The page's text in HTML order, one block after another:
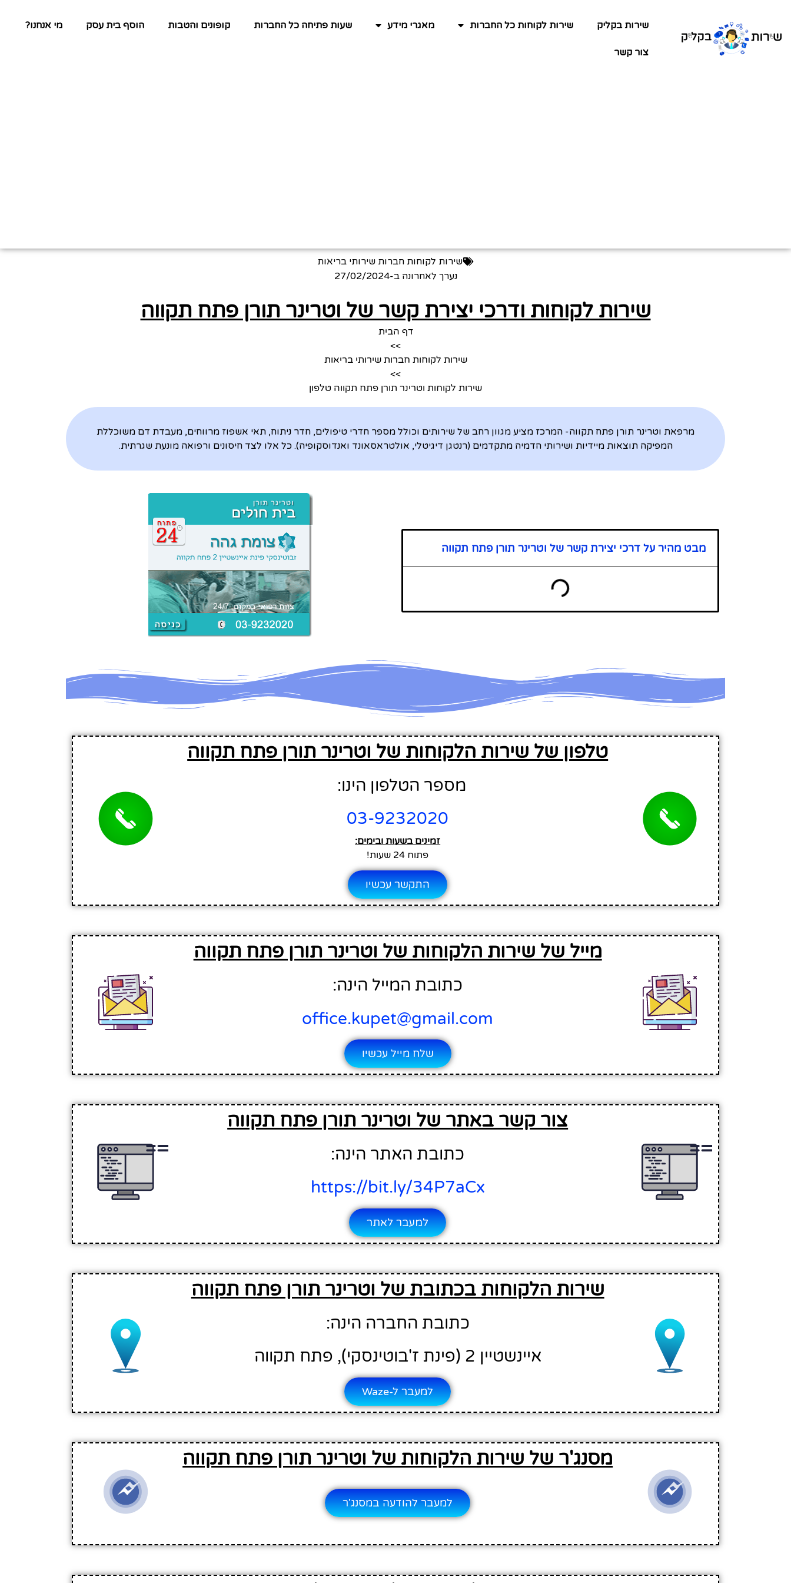
שירות בקליק שירות לקוחות כל החברות מאגרי מידע שעות פתיחה כל החברות קופונים והטבות הוסף בית עסק מי אנחנו?
צור קשר
שירות לקוחות חברות שירותי בריאות
נערך לאחרונה ב-27/02/2024
שירות לקוחות ודרכי יצירת קשר של וטרינר תורן פתח תקווה
דף הבית
>>
שירות לקוחות חברות שירותי בריאות
>>
שירות לקוחות וטרינר תורן פתח תקווה טלפון
מרפאת וטרינר תורן פתח תקווה- המרכז מציע מגוון רחב של שירותים וכולל מספר חדרי טיפולים, חדר ניתוח, תאי אשפוז מרווחים, מעבדת דם משוכללת
המפיקה תוצאות מיידיות ושירותי הדמיה מתקדמים (רנטגן דיגיטלי, אולטראסאונד ואנדוסקופיה). כל אלו לצד חיסונים ורפואה מונעת שגרתית.
מבט מהיר על דרכי יצירת קשר של וטרינר תורן פתח תקווה
טלפון של שירות הלקוחות של וטרינר תורן פתח תקווה
מספר הטלפון הינו:
03-9232020
זמינים בשעות ובימים:
פתוח 24 שעות!
התקשר עכשיו
מייל של שירות הלקוחות של וטרינר תורן פתח תקווה
כתובת המייל הינה:
office.kupet@gmail.com
שלח מייל עכשיו
צור קשר באתר של וטרינר תורן פתח תקווה
כתובת האתר הינה:
https://bit.ly/34P7aCx
למעבר לאתר
שירות הלקוחות בכתובת של וטרינר תורן פתח תקווה
כתובת החברה הינה:
איינשטיין 2 (פינת ז'בוטינסקי), פתח תקווה
למעבר ל-Waze
מסנג'ר של שירות הלקוחות של וטרינר תורן פתח תקווה
למעבר להודעה במסנג'ר